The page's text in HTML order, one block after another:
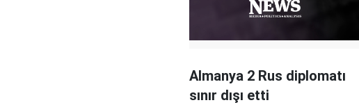
Almanya 2 Rus diplomatı
sınır dışı etti